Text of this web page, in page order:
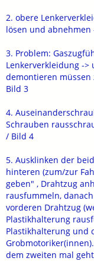
2. obere
lösen und abnehmen
3. Problem:
Lenkerverkleidung -
demontieren müssen
Bild 3
4.
Schrauben
/ Bild 4
5. Ausklinken der
hinteren (zum/zur
geben" , Drahtzug
rausfummeln,
vorderen Drahtzug
Plastikhalterung
Plastikhalterung und
dem zweiten mal